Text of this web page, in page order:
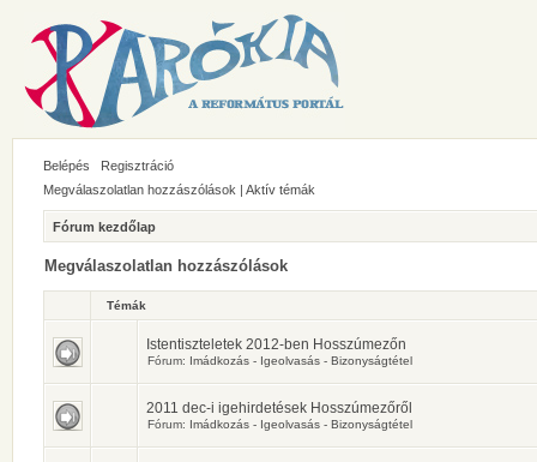
Belépés
Regisztráció
Megválaszolatlan hozzászólások | Aktív témák
Fórum kezdőlap
Megválaszolatlan hozzászólások
Témák
Istentiszteletek 2012-ben Hosszúmezőn
Fórum: Imádkozás - Igeolvasás - Bizonyságtétel
2011 dec-i igehirdetések Hosszúmezőről
Fórum: Imádkozás - Igeolvasás - Bizonyságtétel